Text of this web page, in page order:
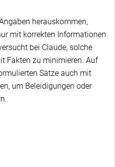
herauskommen,
mit korrekten Informationen
bei Claude, solche
Fakten zu minimieren. Auf
Sätze auch mit
um Beleidigungen oder